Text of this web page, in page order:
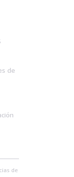
de
de